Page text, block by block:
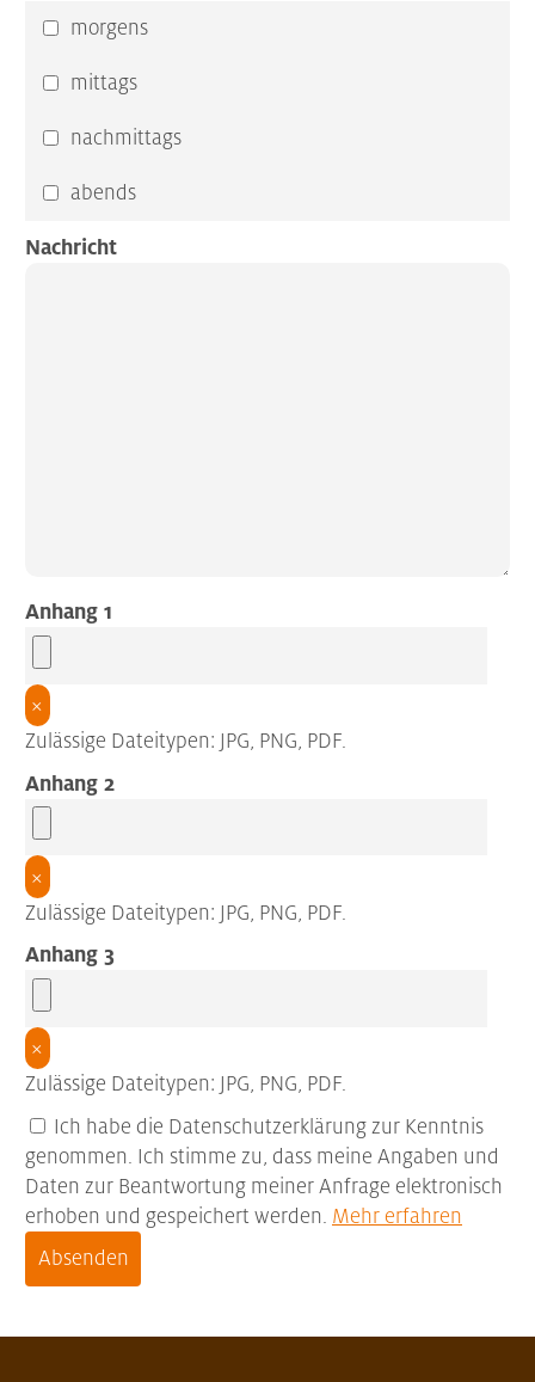
morgens
mittags
nachmittags
abends
Nachricht
Anhang 1
×
Zulässige Dateitypen: JPG, PNG, PDF.
Anhang 2
×
Zulässige Dateitypen: JPG, PNG, PDF.
Anhang 3
×
Zulässige Dateitypen: JPG, PNG, PDF.
Ich habe die Datenschutzerklärung zur Kenntnis
genommen. Ich stimme zu, dass meine Angaben und
Daten zur Beantwortung meiner Anfrage elektronisch
erhoben und gespeichert werden. Mehr erfahren
Absenden